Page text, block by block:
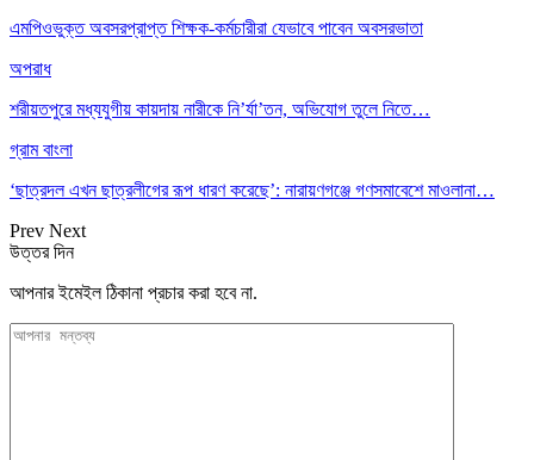
এমপিওভুক্ত অবসরপ্রাপ্ত শিক্ষক-কর্মচারীরা যেভাবে পাবেন অবসরভাতা
অপরাধ
শরীয়তপুরে মধ্যযুগীয় কায়দায় নারীকে নি’র্যা’তন, অভিযোগ তুলে নিতে…
গ্রাম বাংলা
‘ছাত্রদল এখন ছাত্রলীগের রূপ ধারণ করেছে’: নারায়ণগঞ্জে গণসমাবেশে মাওলানা…
Prev Next
উত্তর দিন
আপনার ইমেইল ঠিকানা প্রচার করা হবে না.